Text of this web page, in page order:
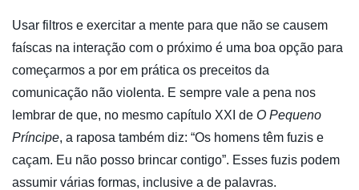
Usar filtros e exercitar a mente para que não se causem
faíscas na interação com o próximo é uma boa opção para
começarmos a por em prática os preceitos da
comunicação não violenta. E sempre vale a pena nos
lembrar de que, no mesmo capítulo XXI de O Pequeno
Príncipe, a raposa também diz: “Os homens têm fuzis e
caçam. Eu não posso brincar contigo”. Esses fuzis podem
assumir várias formas, inclusive a de palavras.